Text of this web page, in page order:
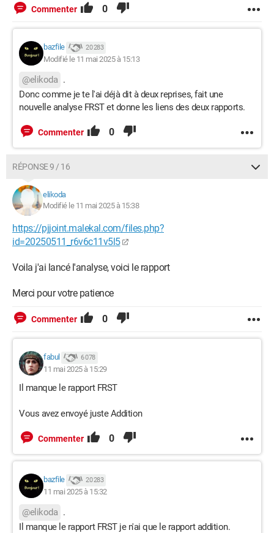
Commenter 0
bazfile 20 283
Modifié le 11 mai 2025 à 15:13
@elikoda .
Donc comme je te l'ai déjà dit à deux reprises, fait une
nouvelle analyse FRST et donne les liens des deux rapports.
Commenter 0
RÉPONSE 9 / 16
elikoda
Modifié le 11 mai 2025 à 15:38
https://pjjoint.malekal.com/files.php?
id=20250511_r6v6c11v5l5
Voila j'ai lancé l'analyse, voici le rapport
Merci pour votre patience
Commenter 0
fabul 6 078
11 mai 2025 à 15:29
Il manque le rapport FRST
Vous avez envoyé juste Addition
Commenter 0
bazfile 20 283
11 mai 2025 à 15:32
@elikoda .
Il manque le rapport FRST je n'ai que le rapport addition.